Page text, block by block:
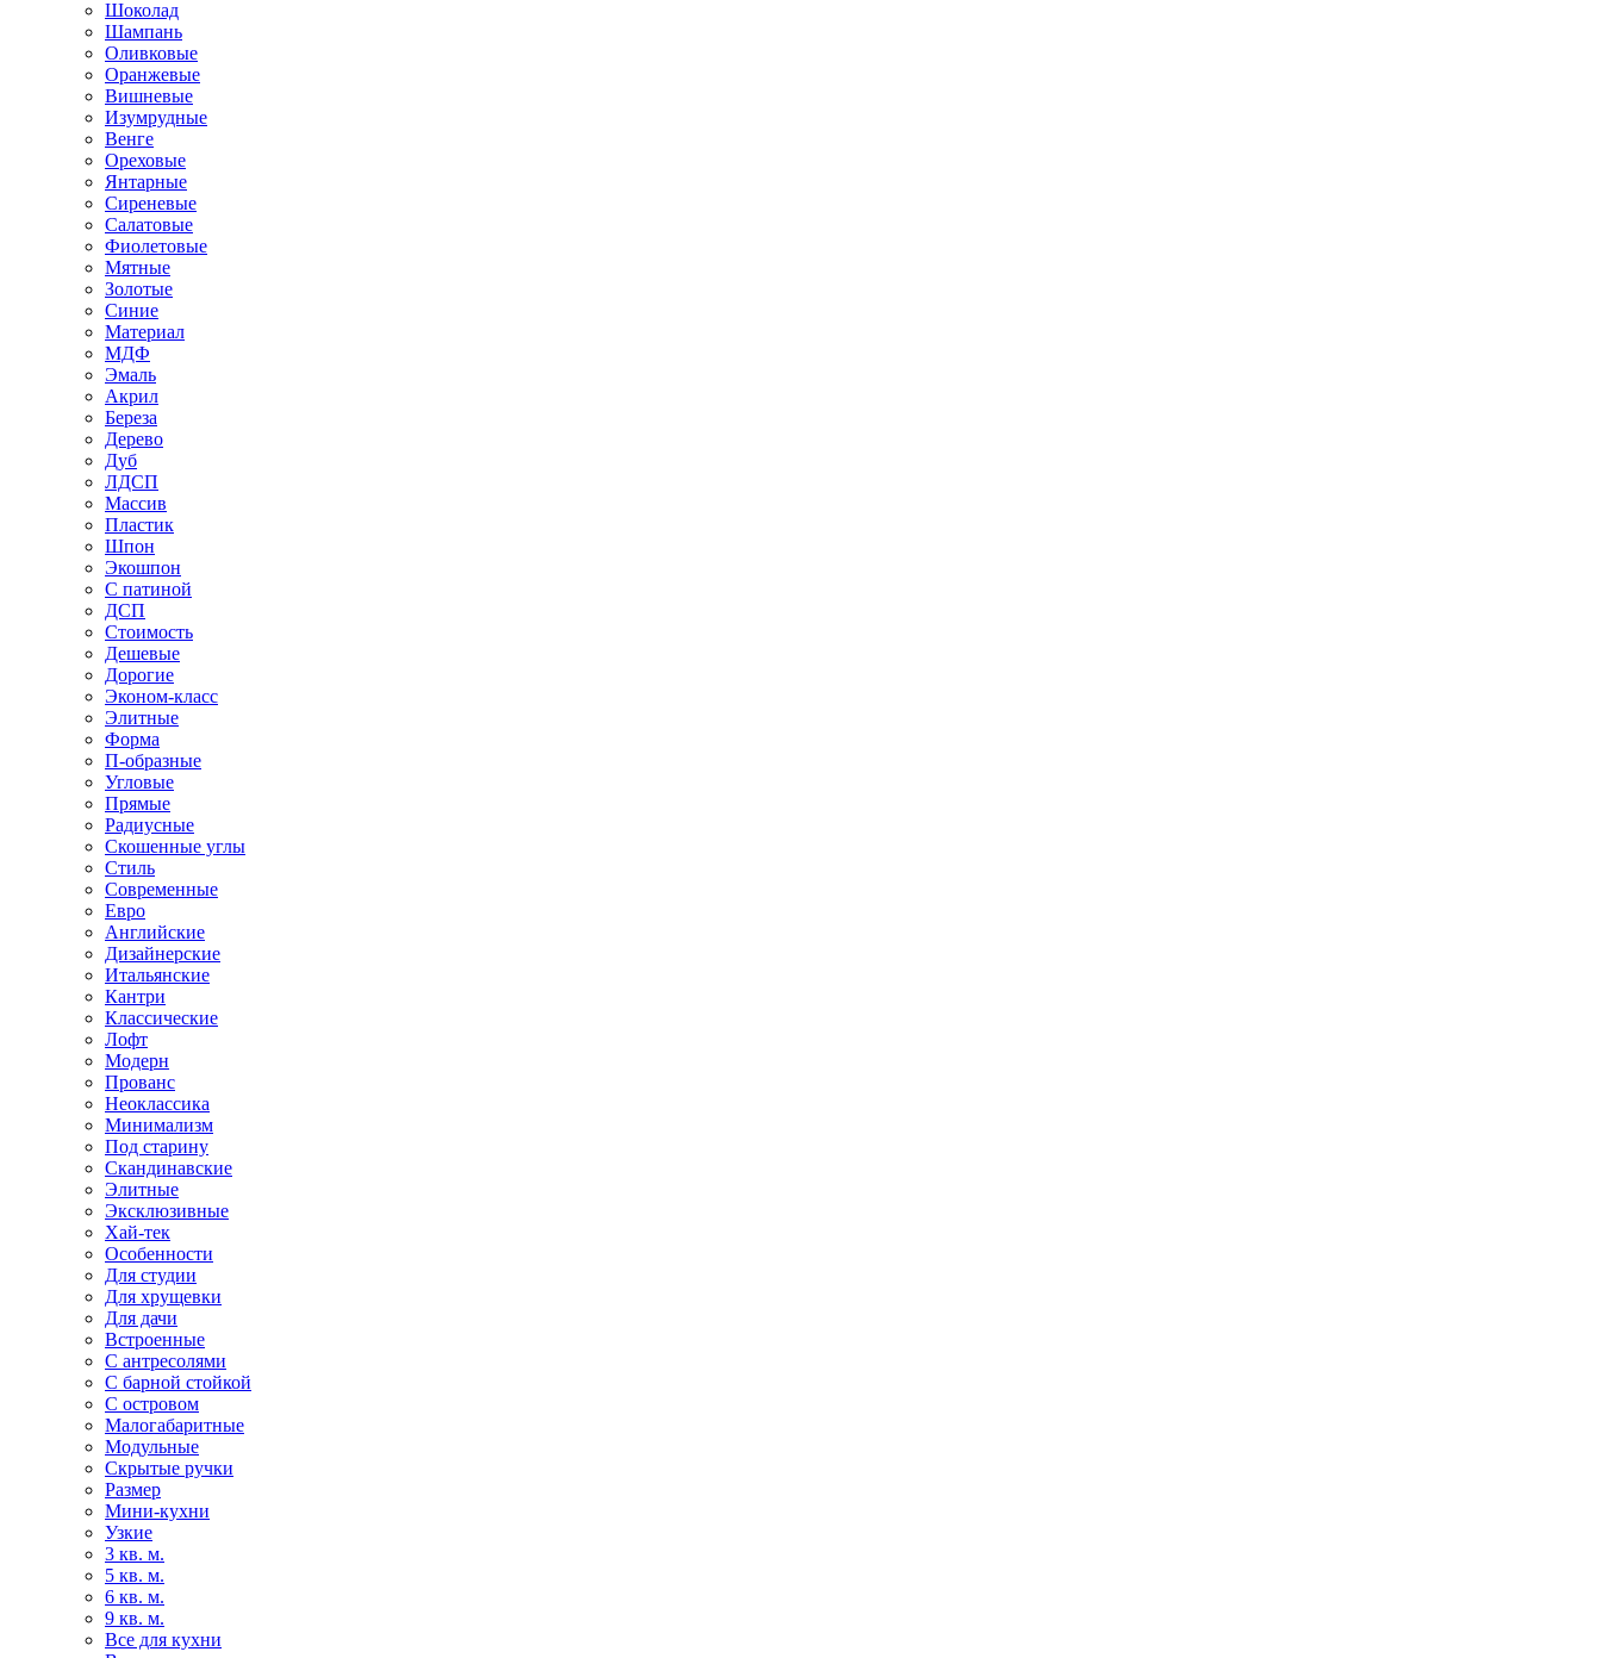
Шоколад
Шампань
Оливковые
Оранжевые
Вишневые
Изумрудные
Венге
Ореховые
Янтарные
Сиреневые
Салатовые
Фиолетовые
Мятные
Золотые
Синие
Материал
МДФ
Эмаль
Акрил
Береза
Дерево
Дуб
ЛДСП
Массив
Пластик
Шпон
Экошпон
С патиной
ДСП
Стоимость
Дешевые
Дорогие
Эконом-класс
Элитные
Форма
П-образные
Угловые
Прямые
Радиусные
Скошенные углы
Стиль
Современные
Евро
Английские
Дизайнерские
Итальянские
Кантри
Классические
Лофт
Модерн
Прованс
Неоклассика
Минимализм
Под старину
Скандинавские
Элитные
Эксклюзивные
Хай-тек
Особенности
Для студии
Для хрущевки
Для дачи
Встроенные
С антресолями
С барной стойкой
С островом
Малогабаритные
Модульные
Скрытые ручки
Размер
Мини-кухни
Узкие
3 кв. м.
5 кв. м.
6 кв. м.
9 кв. м.
Все для кухни